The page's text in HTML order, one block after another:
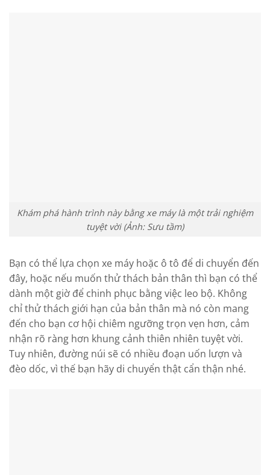
Khám phá hành trình này bằng xe máy là một trải nghiệm
tuyệt vời (Ảnh: Sưu tầm)
Bạn có thể lựa chọn xe máy hoặc ô tô để di chuyển đến
đây, hoặc nếu muốn thử thách bản thân thì bạn có thể
dành một giờ để chinh phục bằng việc leo bộ. Không
chỉ thử thách giới hạn của bản thân mà nó còn mang
đến cho bạn cơ hội chiêm ngưỡng trọn vẹn hơn, cảm
nhận rõ ràng hơn khung cảnh thiên nhiên tuyệt vời.
Tuy nhiên, đường núi sẽ có nhiều đoạn uốn lượn và
đèo dốc, vì thế bạn hãy di chuyển thật cẩn thận nhé.